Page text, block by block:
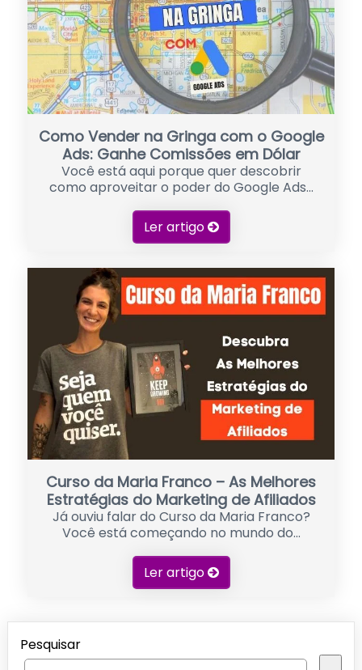
Como Vender na Gringa com o Google
Ads: Ganhe Comissões em Dólar
Você está aqui porque quer descobrir
como aproveitar o poder do Google Ads...
Ler artigo
Curso da Maria Franco – As Melhores
Estratégias do Marketing de Afiliados
Já ouviu falar do Curso da Maria Franco?
Você está começando no mundo do...
Ler artigo
Pesquisar